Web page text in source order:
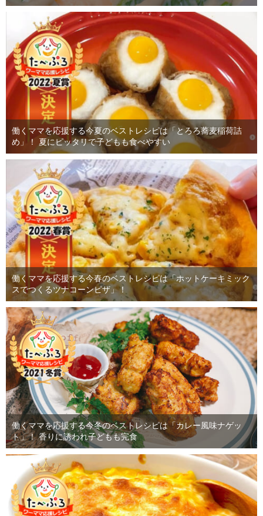
働くママを応援する今夏のベストレシピは「とろろ蕎麦稲荷詰
め」！ 夏にピッタリで子どもも食べやすい
働くママを応援する今春のベストレシピは「ホットケーキミック
スでつくるツナコーンピザ」！
働くママを応援する今冬のベストレシピは「カレー風味ナゲッ
ト」！ 香りに誘われ子どもも完食